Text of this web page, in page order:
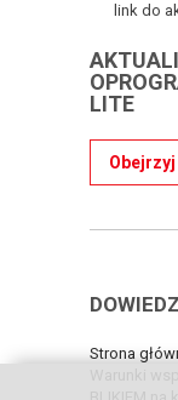
link do
LITE
Strona